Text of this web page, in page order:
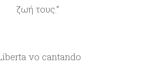
ζωή τους.”
vo cantando